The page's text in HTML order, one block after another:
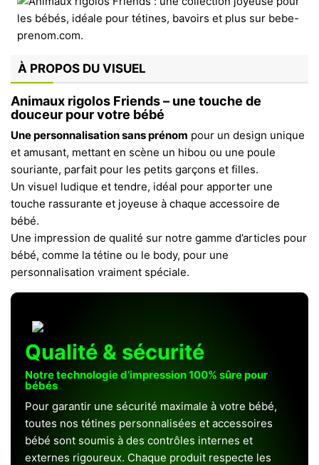
À PROPOS DU VISUEL
Animaux rigolos Friends – une touche de
douceur pour votre bébé
Une personnalisation sans prénom pour un design unique
et amusant, mettant en scène un hibou ou une poule
souriante, parfait pour les petits garçons et filles.
Un visuel ludique et tendre, idéal pour apporter une
touche rassurante et joyeuse à chaque accessoire de
bébé.
Une impression de qualité sur notre gamme d’articles pour
bébé, comme la tétine ou le body, pour une
personnalisation vraiment spéciale.
Qualité & sécurité
Notre technologie d’impression 100% sûre pour
bébés
Pour garantir une sécurité maximale à votre bébé,
toutes nos tétines personnalisées et accessoires
bébé sont soumis à des contrôles internes et
externes rigoureux. Chaque produit respecte les